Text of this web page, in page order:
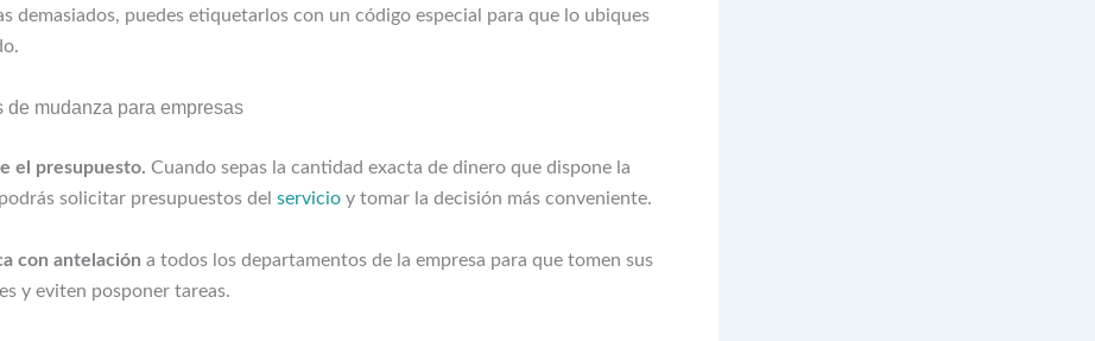
demasiados, puedes etiquetarlos con un código especial para que lo ubiques
de mudanza para empresas
el presupuesto. Cuando sepas la cantidad exacta de dinero que dispone la
solicitar presupuestos del servicio y tomar la decisión más conveniente.
con antelación a todos los departamentos de la empresa para que tomen sus
y eviten posponer tareas.